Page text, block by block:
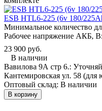
ESB HTL6-225 (6v 180/
Минимальное количество
Рабочее напряжение АКБ, B:
23 900 руб.
В наличии
Вавилова 9А стр 6.:
Кантемировская ул. 58 (для
Оптовый склад: В наличии
В корзину